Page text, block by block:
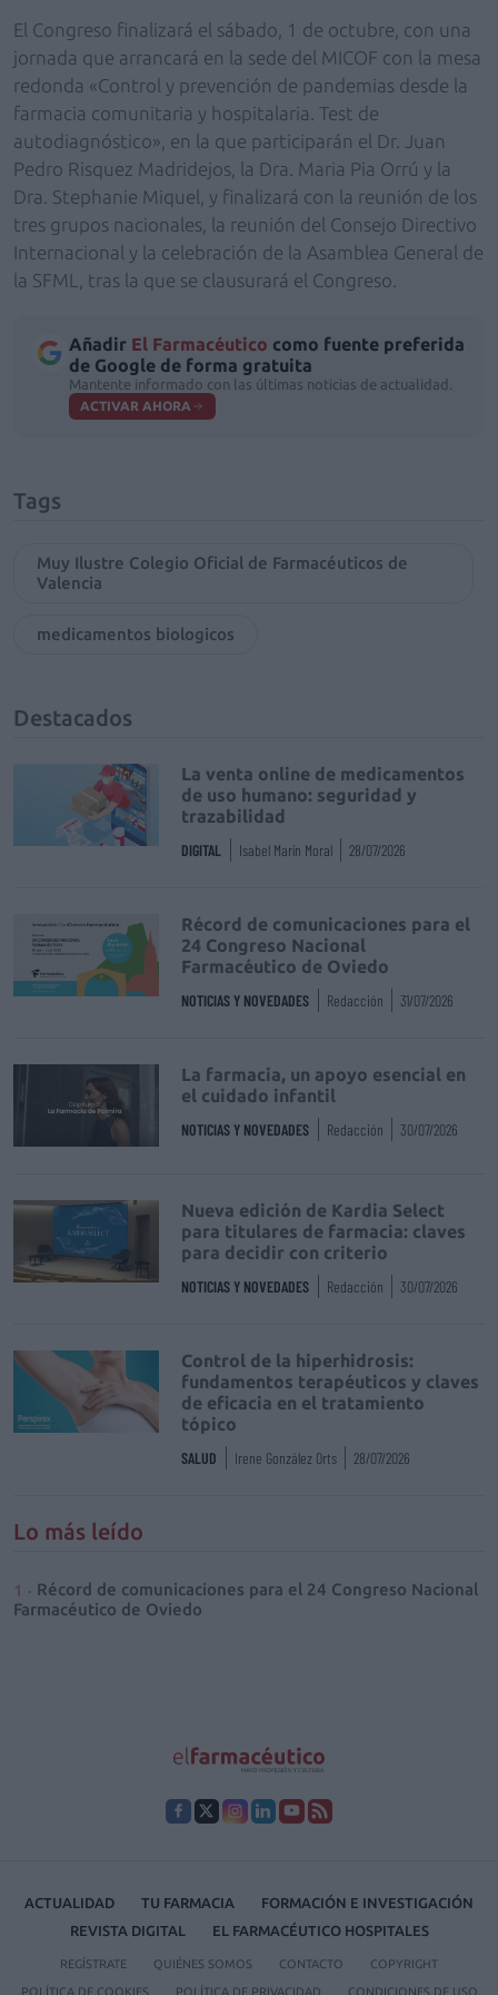
El Congreso finalizará el sábado, 1 de octubre, con una
jornada que arrancará en la sede del MICOF con la mesa
redonda «Control y prevención de pandemias desde la
farmacia comunitaria y hospitalaria. Test de
autodiagnóstico», en la que participarán el Dr. Juan
Pedro Risquez Madridejos, la Dra. Maria Pia Orrú y la
Dra. Stephanie Miquel, y finalizará con la reunión de los
tres grupos nacionales, la reunión del Consejo Directivo
Internacional y la celebración de la Asamblea General de
la SFML, tras la que se clausurará el Congreso.
Añadir El Farmacéutico como fuente preferida
de Google de forma gratuita
Mantente informado con las últimas noticias de actualidad.
ACTIVAR AHORA
Tags
Muy Ilustre Colegio Oficial de Farmacéuticos de
Valencia
medicamentos biologicos
Destacados
La venta online de medicamentos
de uso humano: seguridad y
trazabilidad
DIGITAL Isabel Marín Moral 28/07/2026
Récord de comunicaciones para el
24 Congreso Nacional
Farmacéutico de Oviedo
NOTICIAS Y NOVEDADES Redacción 31/07/2026
La farmacia, un apoyo esencial en
el cuidado infantil
NOTICIAS Y NOVEDADES Redacción 30/07/2026
Nueva edición de Kardia Select
para titulares de farmacia: claves
para decidir con criterio
NOTICIAS Y NOVEDADES Redacción 30/07/2026
Control de la hiperhidrosis:
fundamentos terapéuticos y claves
de eficacia en el tratamiento
tópico
SALUD Irene González Orts 28/07/2026
Lo más leído
Récord de comunicaciones para el 24 Congreso Nacional
Farmacéutico de Oviedo
ACTUALIDAD TU FARMACIA
FORMACIÓN E INVESTIGACIÓN
REVISTA DIGITAL
EL FARMACÉUTICO HOSPITALES
REGÍSTRATE QUIÉNES SOMOS CONTACTO COPYRIGHT
POLÍTICA DE COOKIES POLÍTICA DE PRIVACIDAD CONDICIONES DE USO